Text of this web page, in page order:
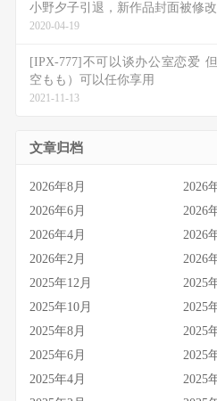
小野夕子引退，新作品封面被修改
2020-04-19
[IPX-777]不可以谈办公室恋爱
空もも）可以任你享用
2021-11-13
文章归档
2026年8月
2026
2026年6月
2026
2026年4月
2026
2026年2月
2026
2025年12月
2025
2025年10月
2025
2025年8月
2025
2025年6月
2025
2025年4月
2025